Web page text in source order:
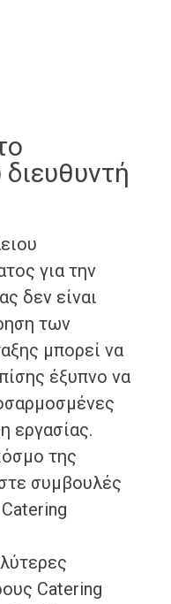
για την
δεν είναι
των
μπορεί να
έξυπνο να
εργασίας.
της
συμβουλές
Catering